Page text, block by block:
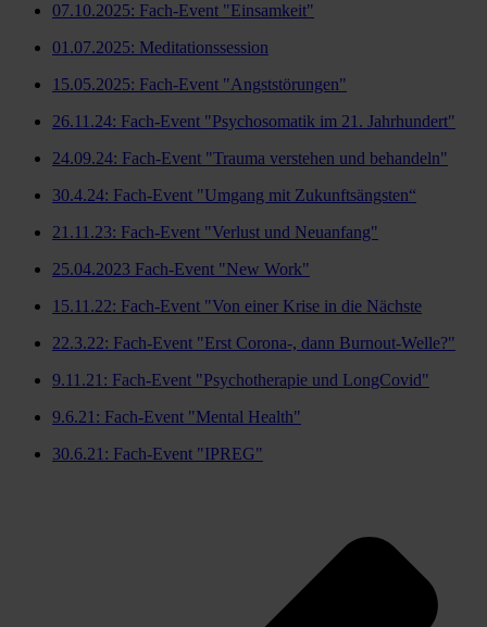
07.10.2025: Fach-Event "Einsamkeit"
01.07.2025: Meditationssession
15.05.2025: Fach-Event "Angststörungen"
26.11.24: Fach-Event "Psychosomatik im 21. Jahrhundert"
24.09.24: Fach-Event "Trauma verstehen und behandeln"
30.4.24: Fach-Event "Umgang mit Zukunftsängsten“
21.11.23: Fach-Event "Verlust und Neuanfang"
25.04.2023 Fach-Event "New Work"
15.11.22: Fach-Event "Von einer Krise in die Nächste
22.3.22: Fach-Event "Erst Corona-, dann Burnout-Welle?"
9.11.21: Fach-Event "Psychotherapie und LongCovid"
9.6.21: Fach-Event "Mental Health"
30.6.21: Fach-Event "IPREG"